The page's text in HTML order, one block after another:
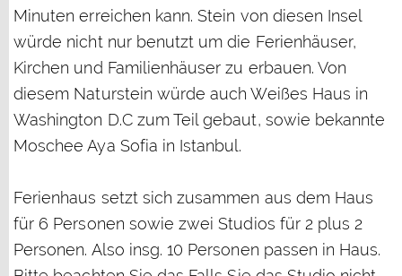
Minuten erreichen kann. Stein von diesen Insel
würde nicht nur benutzt um die Ferienhäuser,
Kirchen und Familienhäuser zu erbauen. Von
diesem Naturstein würde auch Weißes Haus in
Washington D.C zum Teil gebaut, sowie bekannte
Moschee Aya Sofia in Istanbul.
Ferienhaus setzt sich zusammen aus dem Haus
für 6 Personen sowie zwei Studios für 2 plus 2
Personen. Also insg. 10 Personen passen in Haus.